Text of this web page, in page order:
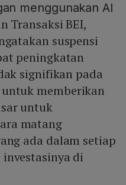
menggunakan AI
Transaksi BEI,
suspensi
peningkatan
signifikan pada
untuk memberikan
untuk
matang
ada dalam setiap
di